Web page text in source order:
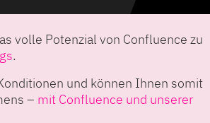
volle Potenzial von Confluence zu
.
und können Ihnen somit
– mit Confluence und unserer